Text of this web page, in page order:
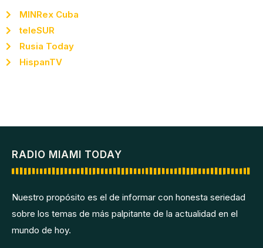
MINRex Cuba
teleSUR
Rusia Today
HispanTV
RADIO MIAMI TODAY
Nuestro propósito es el de informar con honesta seriedad
sobre los temas de más palpitante de la actualidad en el
mundo de hoy.